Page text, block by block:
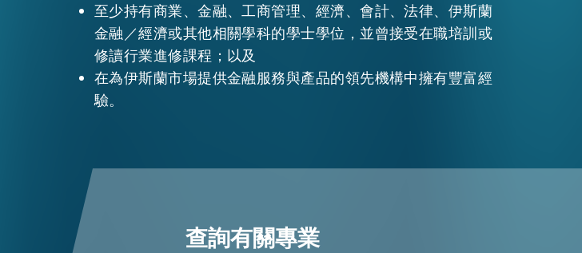
至少持有商業、金融、工商管理、經濟、會計、法律、伊斯蘭
金融／經濟或其他相關學科的學士學位，並曾接受在職培訓或
修讀行業進修課程；以及
在為伊斯蘭市場提供金融服務與產品的領先機構中擁有豐富經
驗。
查詢有關專業